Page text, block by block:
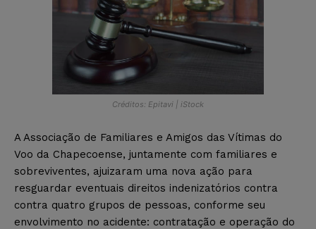
Créditos: Epitavi | iStock
A Associação de Familiares e Amigos das Vítimas do
Voo da Chapecoense, juntamente com familiares e
sobreviventes, ajuizaram uma nova ação para
resguardar eventuais direitos indenizatórios contra
contra quatro grupos de pessoas, conforme seu
envolvimento no acidente: contratação e operação do